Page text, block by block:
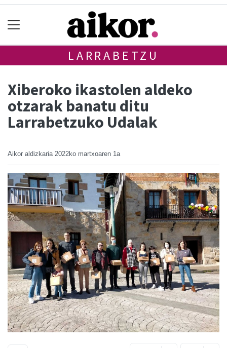
LARRABETZU
Xiberoko ikastolen aldeko
otzarak banatu ditu
Larrabetzuko Udalak
Aikor aldizkaria 2022ko martxoaren 1a